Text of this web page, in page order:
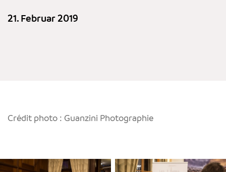
21. Februar 2019
Crédit photo : Guanzini Photographie